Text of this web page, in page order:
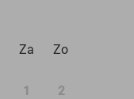
Za Zo
1 2